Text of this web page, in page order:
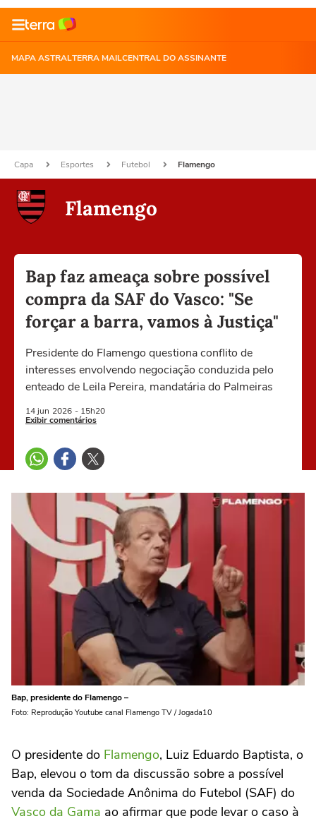
MAPA ASTRALTERRA MAILCENTRAL DO ASSINANTE
Capa Esportes Futebol Flamengo
Flamengo
Bap faz ameaça sobre possível
compra da SAF do Vasco: "Se
forçar a barra, vamos à Justiça"
Presidente do Flamengo questiona conflito de
interesses envolvendo negociação conduzida pelo
enteado de Leila Pereira, mandatária do Palmeiras
14 jun 2026 - 15h20
Exibir comentários
Bap, presidente do Flamengo –
Foto: Reprodução Youtube canal Flamengo TV / Jogada10
O presidente do Flamengo, Luiz Eduardo Baptista, o
Bap, elevou o tom da discussão sobre a possível
venda da Sociedade Anônima do Futebol (SAF) do
Vasco da Gama ao afirmar que pode levar o caso à